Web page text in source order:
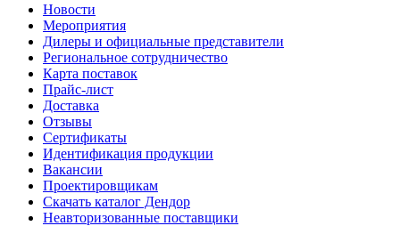
Новости
Мероприятия
Дилеры и официальные представители
Региональное сотрудничество
Карта поставок
Прайс-лист
Доставка
Отзывы
Сертификаты
Идентификация продукции
Вакансии
Проектировщикам
Скачать каталог Дендор
Неавторизованные поставщики